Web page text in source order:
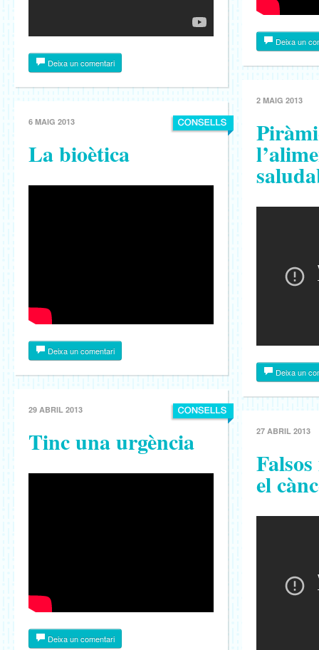
Deixa un comentari
6 MAIG 2013
La bioètica
Deixa un comentari
29 ABRIL 2013
Tinc una urgència
Deixa un comentari
Deixa un
2 MAIG 2013
Deixa un
27 ABRIL 2013
el